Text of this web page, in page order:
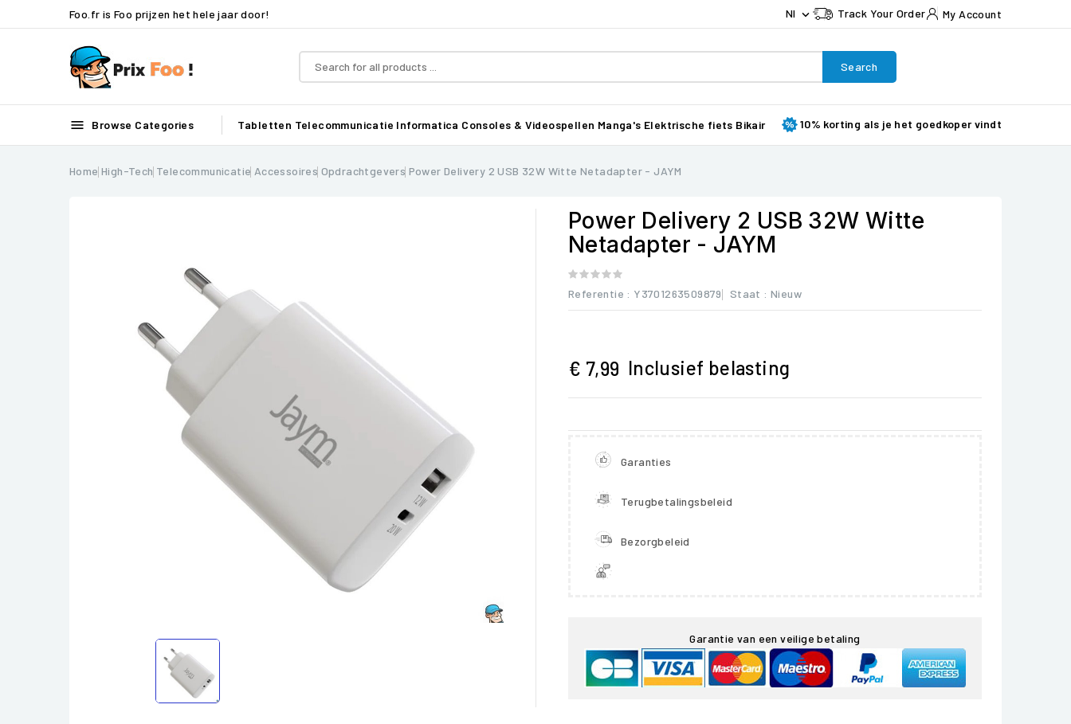
Foo.fr is Foo prijzen het hele jaar door! Nl  Track Your Order My Account
Search
 Browse Categories Tabletten Telecommunicatie Informatica Consoles & Videospellen Manga's Elektrische fiets Bikair 10% korting als je het goedkoper vindt
Home High-Tech Telecommunicatie Accessoires Opdrachtgevers Power Delivery 2 USB 32W Witte Netadapter - JAYM

Power Delivery 2 USB 32W Witte
Netadapter - JAYM
Referentie : Y3701263509879 Staat : Nieuw
€ 7,99 Inclusief belasting
Garanties
Terugbetalingsbeleid
Bezorgbeleid
Garantie van een veilige betaling